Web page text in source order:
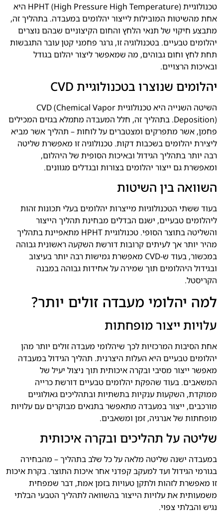
טכנולוגיית HPHT (High Pressure High Temperature) היא
אחת מהשיטות המובילות לייצור יהלומים במעבדה. בתהליך זה,
מתבצע חיקוי של תנאי הלחץ והחום הקיצוניים שבהם נוצרים
יהלומים טבעיים. בטכנולוגיה זו, גרגר פחמני קטן עובר התגבשות
תחת לחץ וחום גבוהים, מה שמאפשר ליצור יהלום בגודל
ובאיכות הרצויים.
יהלומים שנוצרו בטכנולוגיית CVD
השיטה השנייה היא טכנולוגיית CVD (Chemical Vapor
Deposition). בתהליך זה, חלל המעבדה מתמלא בגזים המכילים
פחמן, אשר מתפרקים ומצטברים על לוחות – תהליך אשר מביא
ליצירת יהלומים בשכבות דקות. טכנולוגיה זו מאפשרת שליטה
רבה יותר בתהליך הגידול ובאיכות הסופית של היהלום,
ומאפשרת גם ייצור יהלומים בצורות ובגדלים מגוונים.
השוואה בין השיטות
בעוד ששתי הטכנולוגיות מייצרות יהלומים בעלי תכונות זהות
ליהלומים טבעיים, ישנם הבדלים מבחינת תהליך הייצור
והשליטה בתוצר הסופי. טכנולוגיית HPHT מתאפיינת בתהליך
מהיר יותר אך לעיתים קרובות דורשת השקעה ראשונית גבוהה
במכשור, בעוד ש-CVD מאפשרת גמישות רבה יותר בעיצוב
ובגידול היהלומים תוך שמירה על אחידות גבוהה במבנה
הקריסטל.
למה יהלומי מעבדה זולים יותר?
עלויות ייצור מופחתות
אחת הסיבות המרכזיות לכך שיהלומי מעבדה זולים יותר מהן
יהלומים טבעיים היא העלות היצרנית. תהליך הגידול במעבדה
מאפשר ייצור מסיבי ובקרה איכותית תוך ניצול יעיל של
המשאבים. בעוד שהפקת יהלומים טבעיים דורשת כרייה
ממוקדת, השקעות ענקיות בתשתיות ובתהליכים גאולוגיים
מורכבים, ייצור במעבדה מתאפשר בתנאים מבוקרים עם עלויות
מופחתות של אנרגיה, זמן ומשאבים.
שליטה על תהליכים ובקרה איכותית
במעבדה ישנה שליטה מלאה על כל שלב בתהליך – מהבחירה
בגורמי הגידול ועד למעקב קפדני אחר איכות התוצר. בקרת איכות
זו מאפשרת לזהות ולתקן טעויות בזמן אמת, דבר שמפחית
משמעותית את עלויות הייצור בהשוואה לתהליך הטבעי הבלתי
נגיש והבלתי צפוי.